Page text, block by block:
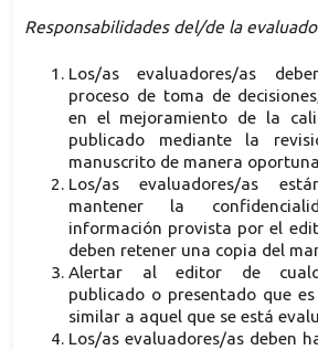
Responsabilidades del/de la
Los/as evaluadores/as
proceso de toma de
en el mejoramiento de la
publicado mediante la
manuscrito de manera
Los/as evaluadores/as
mantener la
información provista por el
deben retener una copia del
Alertar al editor de
publicado o presentado que
similar a aquel que se está
Los/as evaluadores/as deben